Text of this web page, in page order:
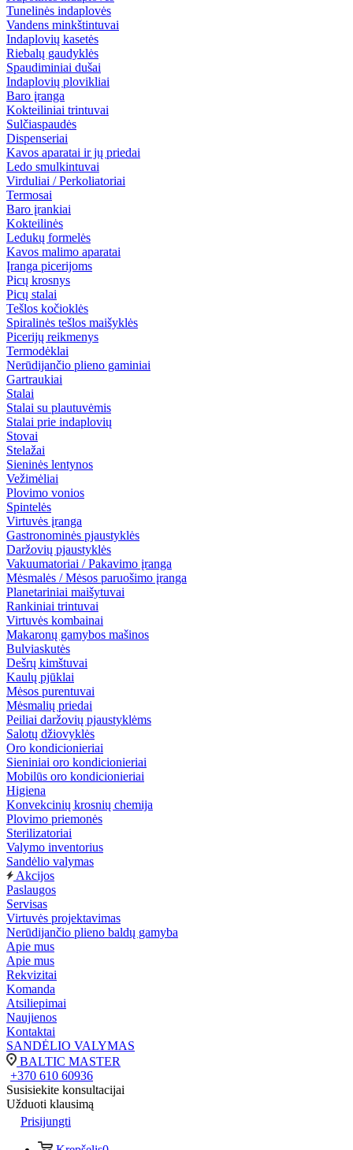
Tunelinės indaplovės
Vandens minkštintuvai
Indaplovių kasetės
Riebalų gaudyklės
Spaudiminiai dušai
Indaplovių plovikliai
Baro įranga
Kokteiliniai trintuvai
Sulčiaspaudės
Dispenseriai
Kavos aparatai ir jų priedai
Ledo smulkintuvai
Virduliai / Perkoliatoriai
Termosai
Baro įrankiai
Kokteilinės
Ledukų formelės
Kavos malimo aparatai
Įranga picerijoms
Picų krosnys
Picų stalai
Tešlos kočioklės
Spiralinės tešlos maišyklės
Picerijų reikmenys
Termodėklai
Nerūdijančio plieno gaminiai
Gartraukiai
Stalai
Stalai su plautuvėmis
Stalai prie indaplovių
Stovai
Stelažai
Sieninės lentynos
Vežimėliai
Plovimo vonios
Spintelės
Virtuvės įranga
Gastronominės pjaustyklės
Daržovių pjaustyklės
Vakuumatoriai / Pakavimo įranga
Mėsmalės / Mėsos paruošimo įranga
Planetariniai maišytuvai
Rankiniai trintuvai
Virtuvės kombainai
Makaronų gamybos mašinos
Bulviaskutės
Dešrų kimštuvai
Kaulų pjūklai
Mėsos purentuvai
Mėsmalių priedai
Peiliai daržovių pjaustyklėms
Salotų džiovyklės
Oro kondicionieriai
Sieniniai oro kondicionieriai
Mobilūs oro kondicionieriai
Higiena
Konvekcinių krosnių chemija
Plovimo priemonės
Sterilizatoriai
Valymo inventorius
Sandėlio valymas
Akcijos
Paslaugos
Servisas
Virtuvės projektavimas
Nerūdijančio plieno baldų gamyba
Apie mus
Apie mus
Rekvizitai
Komanda
Atsiliepimai
Naujienos
Kontaktai
SANDĖLIO VALYMAS
BALTIC MASTER
+370 610 60936
Susisiekite konsultacijai
Užduoti klausimą
Prisijungti